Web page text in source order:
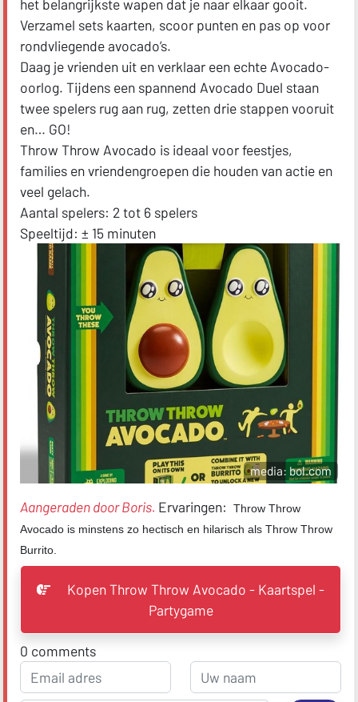
het belangrijkste wapen dat je naar elkaar gooit.
Verzamel sets kaarten, scoor punten en pas op voor
rondvliegende avocado’s.
Daag je vrienden uit en verklaar een echte Avocado-
oorlog. Tijdens een spannend Avocado Duel staan
twee spelers rug aan rug, zetten drie stappen vooruit
en… GO!
Throw Throw Avocado is ideaal voor feestjes,
families en vriendengroepen die houden van actie en
veel gelach.
Aantal spelers: 2 tot 6 spelers
Speeltijd: ± 15 minuten
media: bol.com
Aangeraden door Boris. Ervaringen:
Throw Throw
Avocado is minstens zo hectisch en hilarisch als Throw Throw
Burrito.
Kopen Throw Throw Avocado - Kaartspel -
Partygame
0 comments